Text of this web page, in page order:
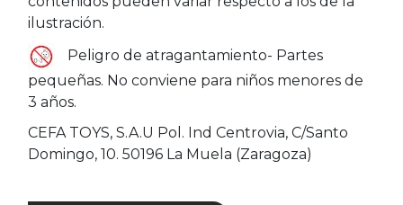
ilustración.
Peligro de atragantamiento- Partes
pequeñas. No conviene para niños menores de
3 años.
CEFA TOYS, S.A.U Pol. Ind Centrovia, C/Santo
Domingo, 10. 50196 La Muela (Zaragoza)